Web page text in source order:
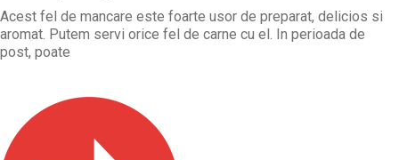
Acest fel de mancare este foarte usor de preparat, delicios si
aromat. Putem servi orice fel de carne cu el. In perioada de
post, poate